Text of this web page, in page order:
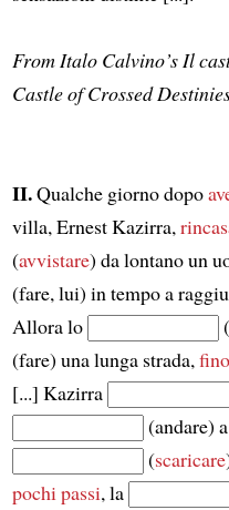
From Italo Calvino’s Il
Castle of Crossed
II.Qualche giorno dopo
villa, Ernest Kazirra,
(avvistare) da lontano un
(fare, lui) in tempo a
Allora lo
(
(fare) una lunga strada,
[...] Kazirra
(andare)
(scaricare
pochi passi, la